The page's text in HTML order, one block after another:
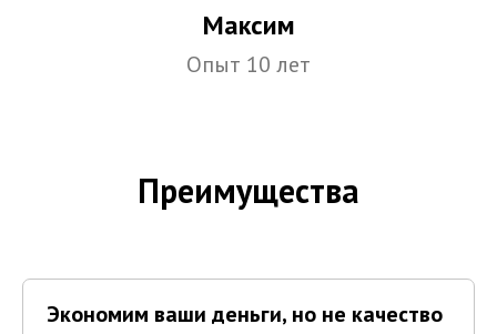
Максим
Опыт 10 лет
Преимущества
Экономим ваши деньги, но не качество